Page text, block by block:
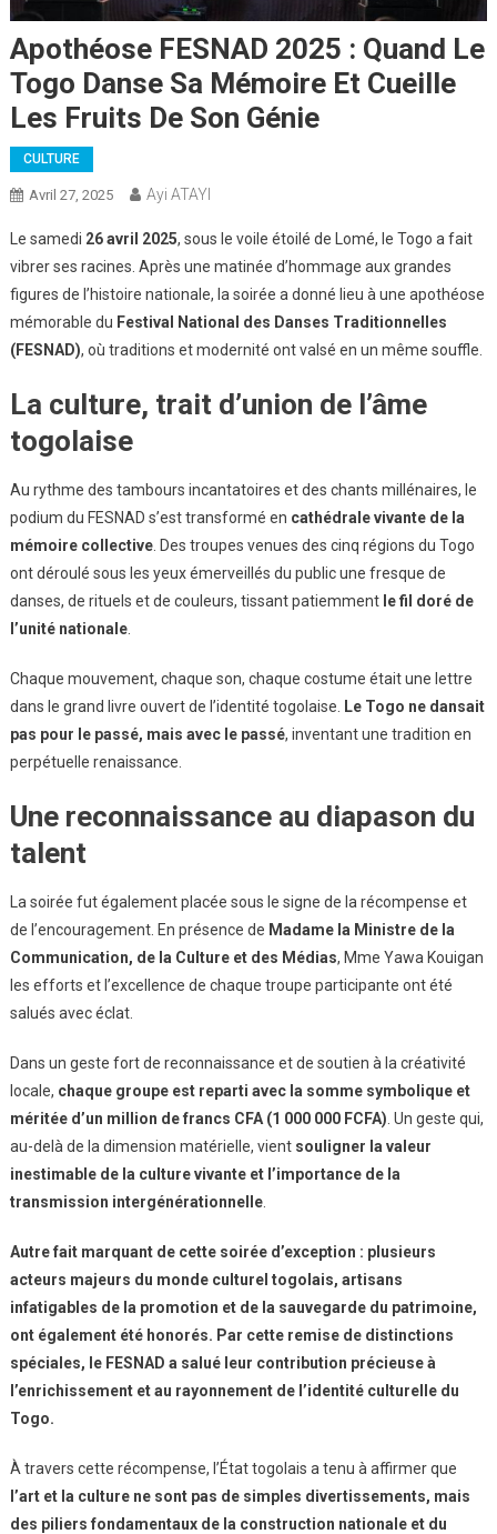
Apothéose FESNAD 2025 : Quand Le
Togo Danse Sa Mémoire Et Cueille
Les Fruits De Son Génie
CULTURE
Avril 27, 2025 Ayi ATAYI
Le samedi 26 avril 2025, sous le voile étoilé de Lomé, le Togo a fait
vibrer ses racines. Après une matinée d’hommage aux grandes
figures de l’histoire nationale, la soirée a donné lieu à une apothéose
mémorable du Festival National des Danses Traditionnelles
(FESNAD), où traditions et modernité ont valsé en un même souffle.
La culture, trait d’union de l’âme
togolaise
Au rythme des tambours incantatoires et des chants millénaires, le
podium du FESNAD s’est transformé en cathédrale vivante de la
mémoire collective. Des troupes venues des cinq régions du Togo
ont déroulé sous les yeux émerveillés du public une fresque de
danses, de rituels et de couleurs, tissant patiemment le fil doré de
l’unité nationale.
Chaque mouvement, chaque son, chaque costume était une lettre
dans le grand livre ouvert de l’identité togolaise.
Le Togo ne dansait
pas pour le passé, mais avec le passé, inventant une tradition en
perpétuelle renaissance.
Une reconnaissance au diapason du
talent
La soirée fut également placée sous le signe de la récompense et
de l’encouragement. En présence de Madame la Ministre de la
Communication, de la Culture et des Médias, Mme Yawa Kouigan
les efforts et l’excellence de chaque troupe participante ont été
salués avec éclat.
Dans un geste fort de reconnaissance et de soutien à la créativité
locale, chaque groupe est reparti avec la somme symbolique et
méritée d’un million de francs CFA (1 000 000 FCFA) . Un geste qui,
au-delà de la dimension matérielle, vient souligner la valeur
inestimable de la culture vivante et l’importance de la
transmission intergénérationnelle.
Autre fait marquant de cette soirée d’exception : plusieurs
acteurs majeurs du monde culturel togolais, artisans
infatigables de la promotion et de la sauvegarde du patrimoine,
ont également été honorés. Par cette remise de distinctions
spéciales, le FESNAD a salué leur contribution précieuse à
l’enrichissement et au rayonnement de l’identité culturelle du
Togo.
À travers cette récompense, l’État togolais a tenu à affirmer que
l’art et la culture ne sont pas de simples divertissements, mais
des piliers fondamentaux de la construction nationale et du